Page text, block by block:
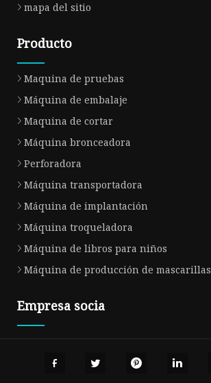
mapa del sitio
Producto
Maquina de pruebas
Máquina de embalaje
Maquina de cortar
Máquina bronceadora
Perforadora
Máquina transportadora
Máquina de implantación
Máquina troqueladora
Máquina de libros para niños
Máquina de producción de mascarillas
Empresa socia